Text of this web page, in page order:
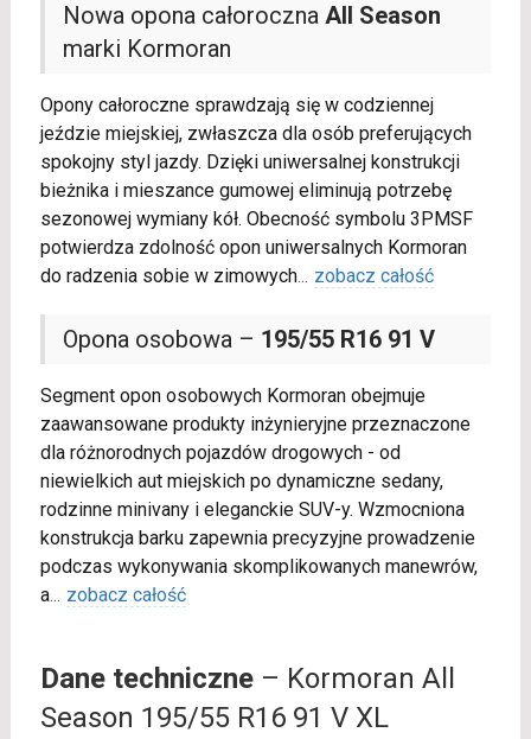
Nowa opona całoroczna All Season
marki Kormoran
Opony całoroczne sprawdzają się w codziennej
jeździe miejskiej, zwłaszcza dla osób preferujących
spokojny styl jazdy. Dzięki uniwersalnej konstrukcji
bieżnika i mieszance gumowej eliminują potrzebę
sezonowej wymiany kół. Obecność symbolu 3PMSF
potwierdza zdolność opon uniwersalnych Kormoran
do radzenia sobie w zimowych... zobacz całość
Opona osobowa – 195/55 R16 91 V
Segment opon osobowych Kormoran obejmuje
zaawansowane produkty inżynieryjne przeznaczone
dla różnorodnych pojazdów drogowych - od
niewielkich aut miejskich po dynamiczne sedany,
rodzinne minivany i eleganckie SUV-y. Wzmocniona
konstrukcja barku zapewnia precyzyjne prowadzenie
podczas wykonywania skomplikowanych manewrów,
a... zobacz całość
Dane techniczne– Kormoran All
Season 195/55 R16 91 V XL